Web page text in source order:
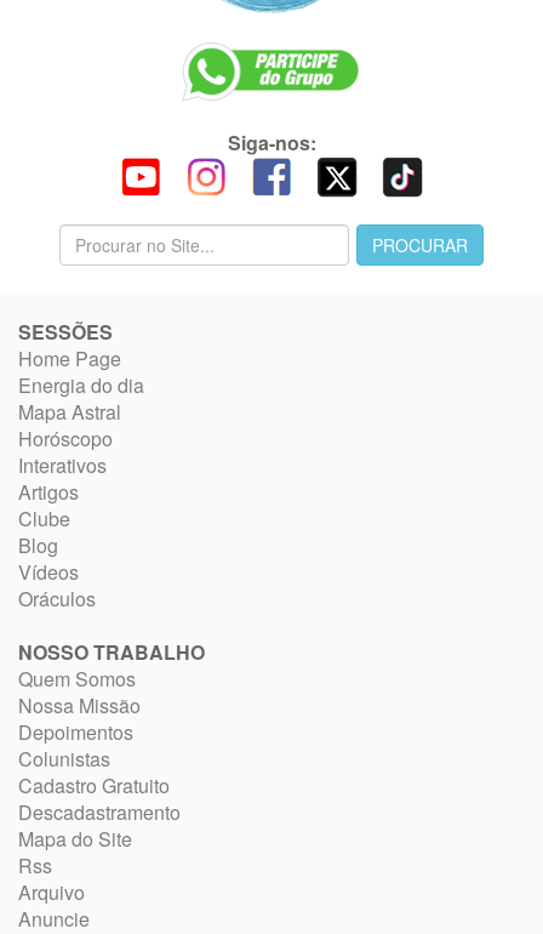
Siga-nos:
SESSÕES
Home Page
Energia do dia
Mapa Astral
Horóscopo
Interativos
Artigos
Clube
Blog
Vídeos
Oráculos
NOSSO TRABALHO
Quem Somos
Nossa Missão
Depoimentos
Colunistas
Cadastro Gratuito
Descadastramento
Mapa do Site
Rss
Arquivo
Anuncie